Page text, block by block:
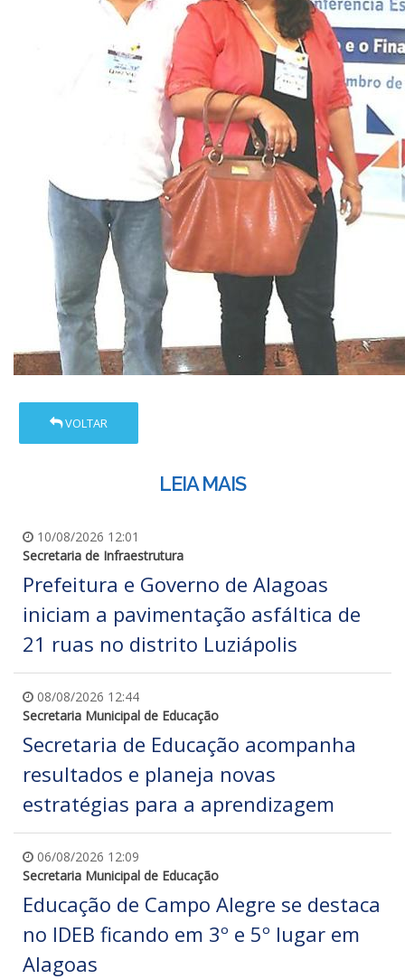
VOLTAR
LEIA MAIS
10/08/2026 12:01
Secretaria de Infraestrutura
Prefeitura e Governo de Alagoas
iniciam a pavimentação asfáltica de
21 ruas no distrito Luziápolis
08/08/2026 12:44
Secretaria Municipal de Educação
Secretaria de Educação acompanha
resultados e planeja novas
estratégias para a aprendizagem
06/08/2026 12:09
Secretaria Municipal de Educação
Educação de Campo Alegre se destaca
no IDEB ficando em 3º e 5º lugar em
Alagoas